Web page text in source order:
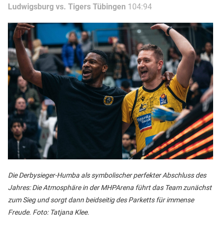
Ludwigsburg vs. Tigers Tübingen 104:94
Die Derbysieger-Humba als symbolischer perfekter Abschluss des
Jahres: Die Atmosphäre in der MHPArena führt das Team zunächst
zum Sieg und sorgt dann beidseitig des Parketts für immense
Freude. Foto: Tatjana Klee.